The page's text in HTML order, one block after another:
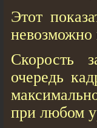
Этот
невозможно
Скорость
очередь
при любом